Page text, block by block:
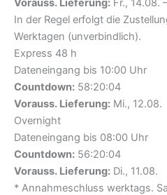
Vorauss. Lieferung: Fr., 14.08.
In der Regel erfolgt die
Werktagen (unverbindlich).
Express 48 h
Dateneingang bis 10:00 Uhr
Countdown: 58:20:03
Vorauss. Lieferung: Mi., 12.08.
Overnight
Dateneingang bis 08:00 Uhr
Countdown: 56:20:03
Vorauss. Lieferung: Di., 11.08.
* Annahmeschluss werktags.